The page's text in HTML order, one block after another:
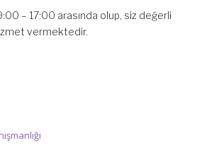
– 17:00 arasında olup, siz değerli
vermektedir.
İNCİ MUHASEBE MÜŞAVİRLİK Ailesi olarak